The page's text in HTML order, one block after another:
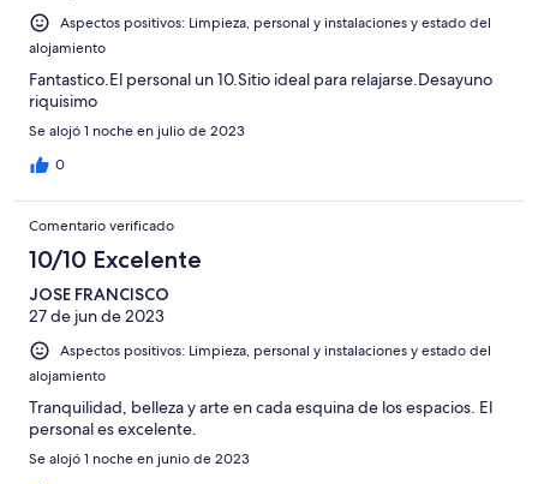
Aspectos positivos: Limpieza, personal y instalaciones y estado del
alojamiento
Fantastico.El personal un 10.Sitio ideal para relajarse.Desayuno
riquisimo
Se alojó 1 noche en julio de 2023
0
Comentario verificado
10/10 Excelente
JOSE FRANCISCO
27 de jun de 2023
Aspectos positivos: Limpieza, personal y instalaciones y estado del
alojamiento
Tranquilidad, belleza y arte en cada esquina de los espacios. El
personal es excelente.
Se alojó 1 noche en junio de 2023